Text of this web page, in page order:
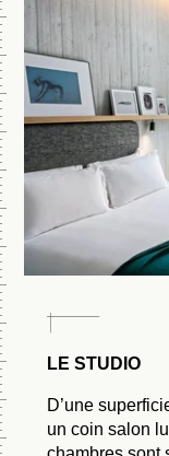
LE STUDIO
D’une
un coin salon